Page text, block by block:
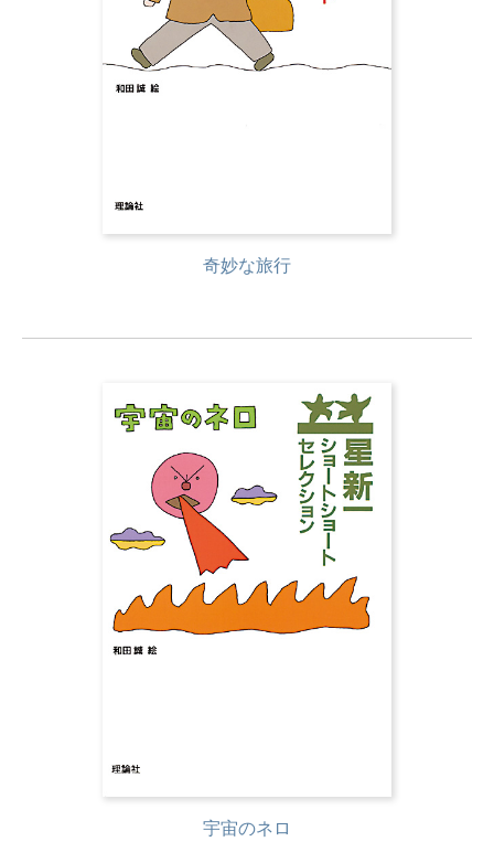
奇妙な旅行
宇宙のネロ